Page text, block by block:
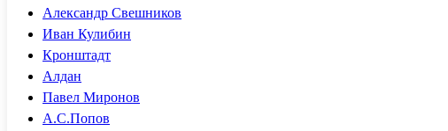
Александр Свешников
Иван Кулибин
Кронштадт
Алдан
Павел Миронов
А.С.Попов